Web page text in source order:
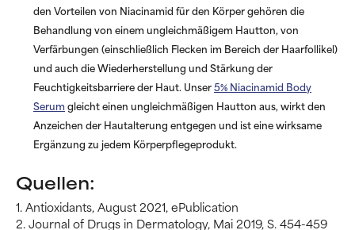
den Vorteilen von Niacinamid für den Körper gehören die
Behandlung von einem ungleichmäßigem Hautton, von
Verfärbungen (einschließlich Flecken im Bereich der Haarfollikel)
und auch die Wiederherstellung und Stärkung der
Feuchtigkeitsbarriere der Haut. Unser5% Niacinamid Body
Serum gleicht einen ungleichmäßigen Hautton aus, wirkt den
Anzeichen der Hautalterung entgegen und ist eine wirksame
Ergänzung zu jedem Körperpflegeprodukt.
Quellen:
1. Antioxidants, August 2021, ePublication
2. Journal of Drugs in Dermatology, Mai 2019, S. 454-459